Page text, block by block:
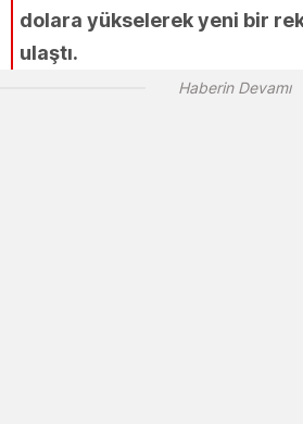
dolara yükselerek yeni bir
ulaştı.
Haberin Devamı